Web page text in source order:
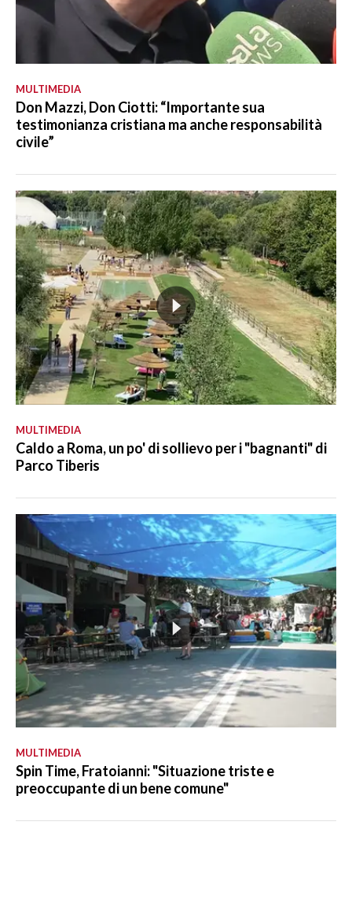
MULTIMEDIA
Don Mazzi, Don Ciotti: “Importante sua
testimonianza cristiana ma anche responsabilità
civile”
MULTIMEDIA
Caldo a Roma, un po' di sollievo per i "bagnanti" di
Parco Tiberis
MULTIMEDIA
Spin Time, Fratoianni: "Situazione triste e
preoccupante di un bene comune"